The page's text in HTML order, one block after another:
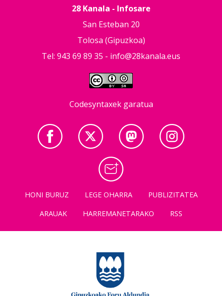
28 Kanala - Infosare
San Esteban 20
Tolosa (Gipuzkoa)
Tel: 943 69 89 35 - info@28kanala.eus
Codesyntaxek garatua
HONI BURUZ LEGE OHARRA
PUBLIZITATEA
ARAUAK
HARREMANETARAKO RSS